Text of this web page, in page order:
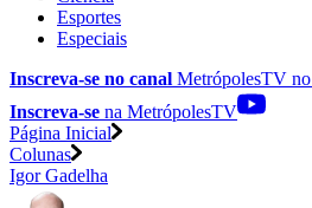
Esportes
Especiais
Inscreva-se no canal MetrópolesTV no
Inscreva-se na MetrópolesTV
Página Inicial
Colunas
Igor Gadelha